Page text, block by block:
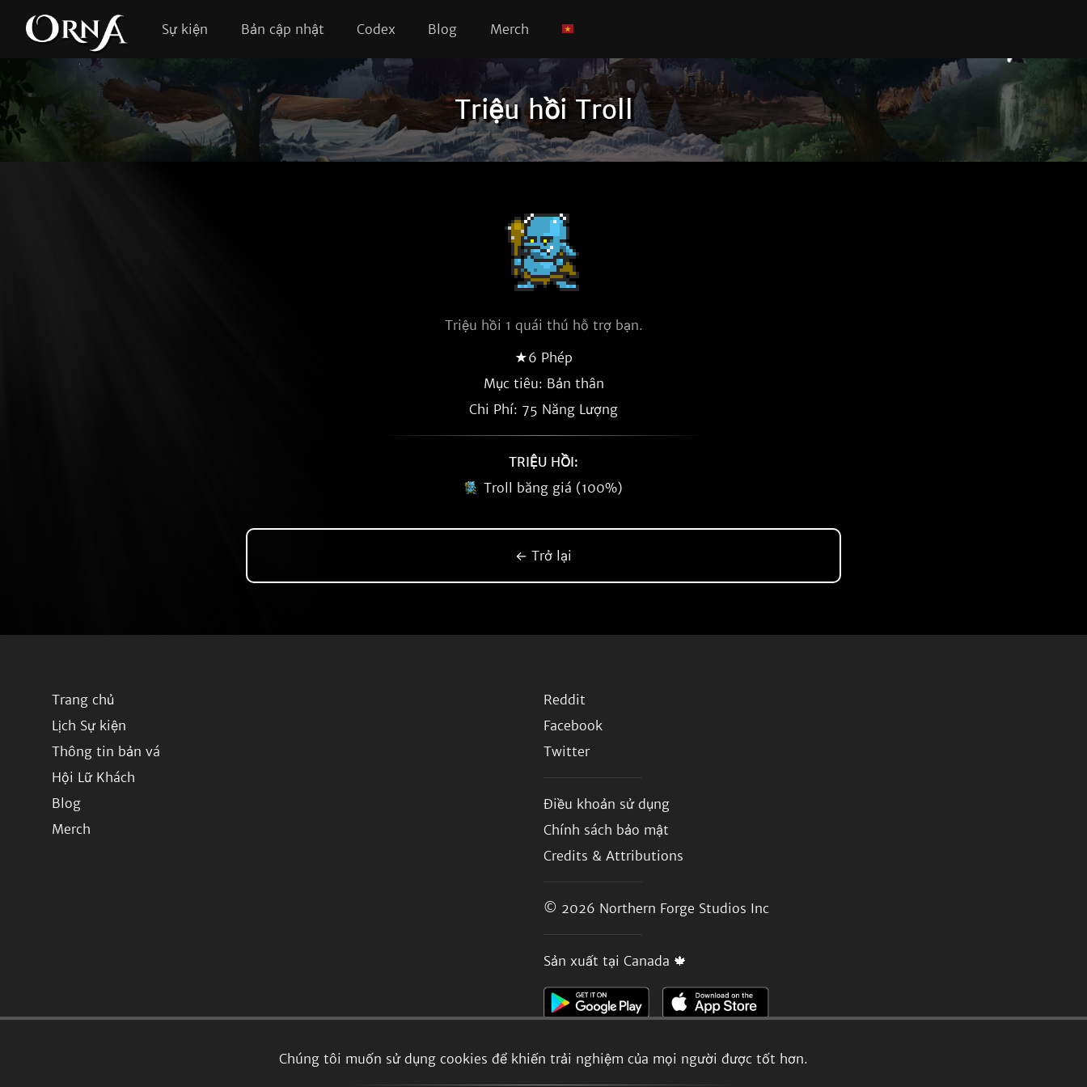
Sự kiện Bản cập nhật Codex Blog Merch
Triệu hồi Troll
Chúng tôi muốn sử dụng cookies để khiến trải nghiệm của mọi người được tốt hơn.
Triệu hồi 1 quái thú hỗ trợ bạn.
★6 Phép
Mục tiêu: Bản thân
Chi Phí: 75 Năng Lượng
TRIỆU HỒI:
Troll băng giá (100%)
← Trở lại
Trang chủ
Lịch Sự kiện
Thông tin bản vá
Hội Lữ Khách
Blog
Merch
Reddit
Facebook
Twitter
Điều khoản sử dụng
Chính sách bảo mật
Credits & Attributions
© 2026 Northern Forge Studios Inc
Sản xuất tại Canada 🍁